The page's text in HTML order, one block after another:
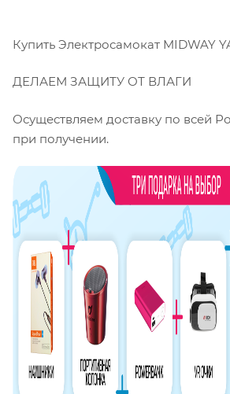
Купить Электросамокат MIDWAY
ДЕЛАЕМ ЗАЩИТУ ОТ ВЛАГИ
Осуществляем доставку по всей
при получении.